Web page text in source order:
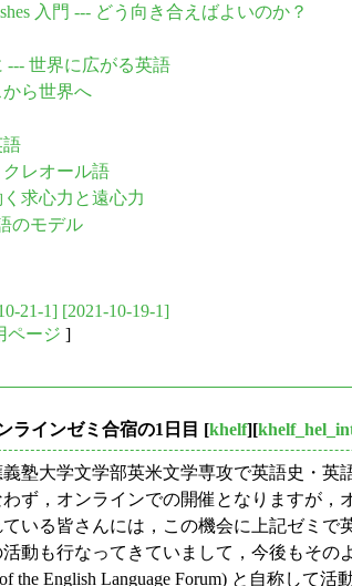
入門 --- どう向き合えばよいのか？
--- 世界に広がる英語
から世界へ
語
レオール語
求心力と遠心力
のモデル
21-1] [2021-10-19-1]
ページ ]
ラインゼミ合宿の1日目 [khelf][
塾大学文学部英米文学専攻で英語史・英
ず，オンラインでの開催となりますが，
いる皆さんには，この機会に上記ゼミで
動も行なってきていまして，今後もそ
the English Language Forum) と自称して